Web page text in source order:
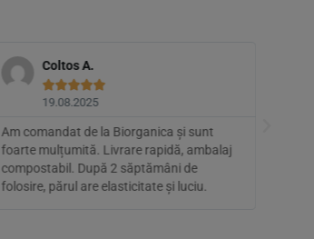
Coltos A.

19.08.2025
Am comandat de la Biorganica și sunt
foarte mulțumită. Livrare rapidă, ambalaj
compostabil. După 2 săptămâni de
folosire, părul are elasticitate și luciu.